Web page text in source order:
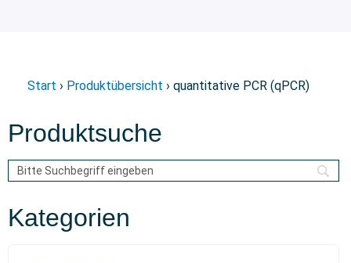
Start › Produktübersicht › quantitative PCR (qPCR)
Produktsuche
Kategorien